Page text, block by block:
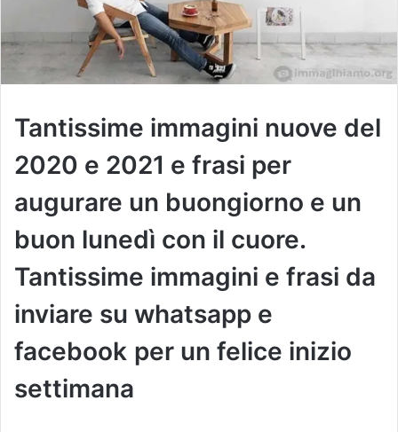
Tantissime immagini nuove del
2020 e 2021 e frasi per
augurare un buongiorno e un
buon lunedì con il cuore.
Tantissime immagini e frasi da
inviare su whatsapp e
facebook per un felice inizio
settimana